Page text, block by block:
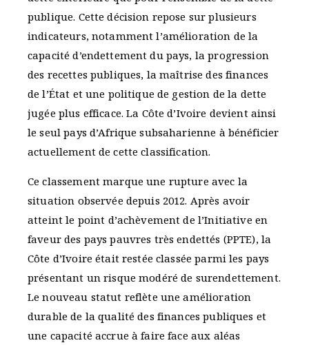
publique. Cette décision repose sur plusieurs
indicateurs, notamment l’amélioration de la
capacité d’endettement du pays, la progression
des recettes publiques, la maîtrise des finances
de l’État et une politique de gestion de la dette
jugée plus efficace. La Côte d’Ivoire devient ainsi
le seul pays d’Afrique subsaharienne à bénéficier
actuellement de cette classification.
Ce classement marque une rupture avec la
situation observée depuis 2012. Après avoir
atteint le point d’achèvement de l’Initiative en
faveur des pays pauvres très endettés (PPTE), la
Côte d’Ivoire était restée classée parmi les pays
présentant un risque modéré de surendettement.
Le nouveau statut reflète une amélioration
durable de la qualité des finances publiques et
une capacité accrue à faire face aux aléas